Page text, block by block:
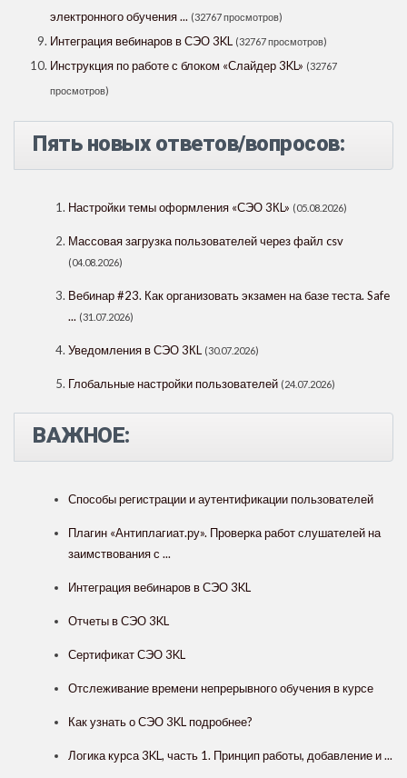
электронного обучения ... (32767 просмотров)
Интеграция вебинаров в СЭО 3KL (32767 просмотров)
Инструкция по работе с блоком «Слайдер 3KL» (32767
просмотров)
Пять новых ответов/вопросов:
Настройки темы оформления «СЭО 3КL» (05.08.2026)
Массовая загрузка пользователей через файл csv
(04.08.2026)
Вебинар #23. Как организовать экзамен на базе теста. Safe
... (31.07.2026)
Уведомления в СЭО 3КL (30.07.2026)
Глобальные настройки пользователей (24.07.2026)
ВАЖНОЕ:
Способы регистрации и аутентификации пользователей
Плагин «Антиплагиат.ру». Проверка работ слушателей на
заимствования с ...
Интеграция вебинаров в СЭО 3KL
Отчеты в СЭО 3KL
Сертификат СЭО 3KL
Отслеживание времени непрерывного обучения в курсе
Как узнать о СЭО 3KL подробнее?
Логика курса 3KL, часть 1. Принцип работы, добавление и ...